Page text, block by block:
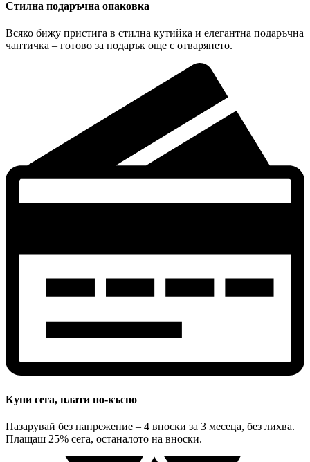
Стилна подаръчна опаковка
Всяко бижу пристига в стилна кутийка и елегантна подаръчна
чантичка – готово за подарък още с отварянето.
Купи сега, плати по-късно
Пазарувай без напрежение – 4 вноски за 3 месеца, без лихва.
Плащаш 25% сега, останалото на вноски.